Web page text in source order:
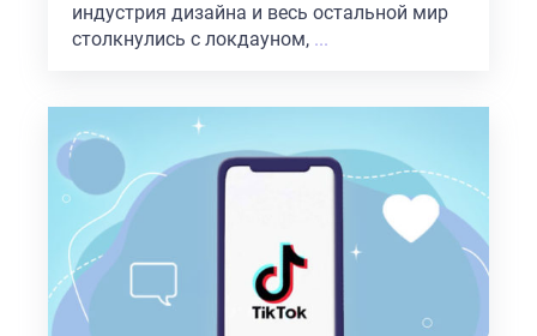
индустрия дизайна и весь остальной мир
столкнулись с локдауном, ...